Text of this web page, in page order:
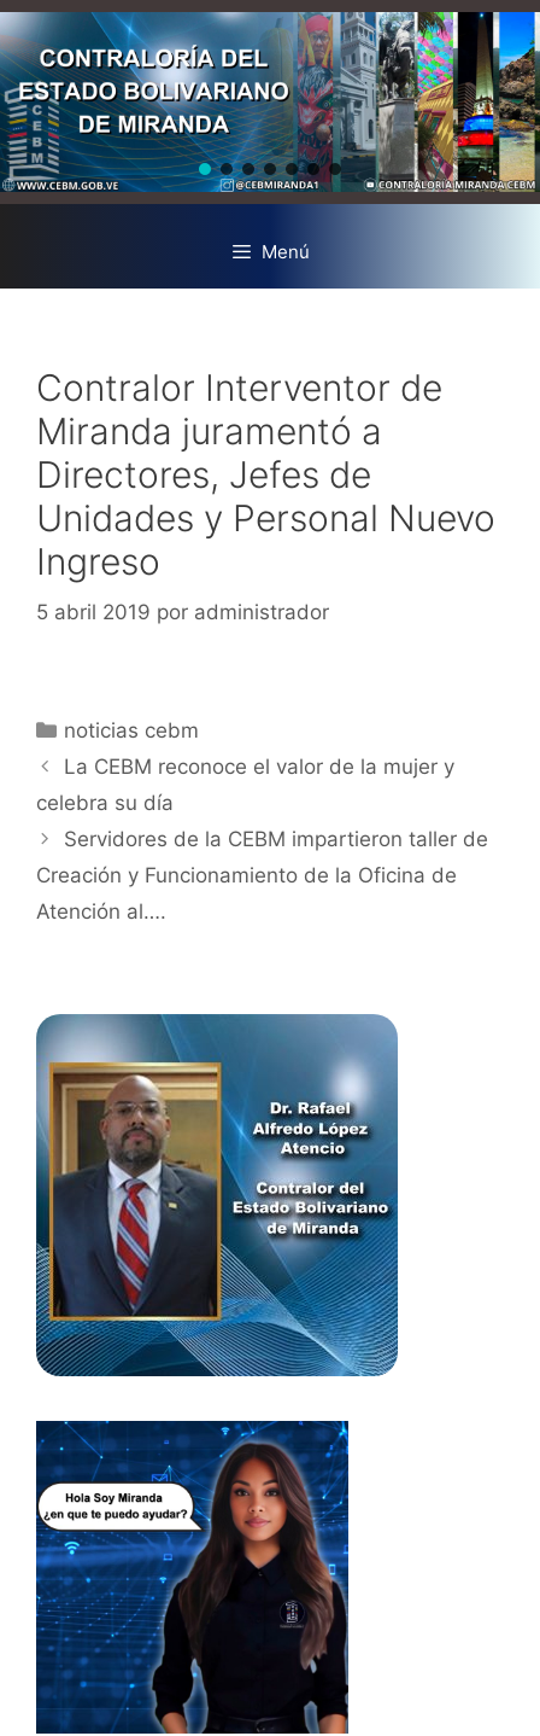
Menú
Contralor Interventor de
Miranda juramentó a
Directores, Jefes de
Unidades y Personal Nuevo
Ingreso
5 abril 2019 por administrador
noticias cebm
La CEBM reconoce el valor de la mujer y
celebra su día
Servidores de la CEBM impartieron taller de
Creación y Funcionamiento de la Oficina de
Atención al….